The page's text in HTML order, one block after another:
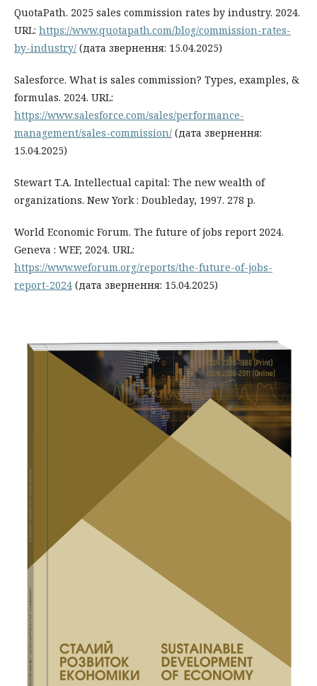
QuotaPath. 2025 sales commission rates by industry. 2024.
URL: https://www.quotapath.com/blog/commission-rates-
by-industry/ (дата звернення: 15.04.2025)
Salesforce. What is sales commission? Types, examples, &
formulas. 2024. URL:
https://www.salesforce.com/sales/performance-
management/sales-commission/ (дата звернення:
15.04.2025)
Stewart T.A. Intellectual capital: The new wealth of
organizations. New York : Doubleday, 1997. 278 p.
World Economic Forum. The future of jobs report 2024.
Geneva : WEF, 2024. URL:
https://www.weforum.org/reports/the-future-of-jobs-
report-2024 (дата звернення: 15.04.2025)